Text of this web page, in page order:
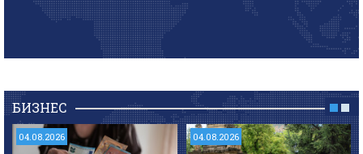
БИЗНЕС
04.08.2026 04.08.2026